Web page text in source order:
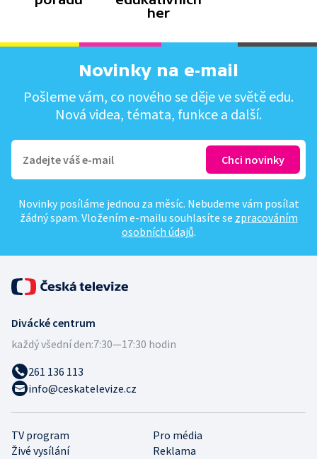
her
Novinky na e-mail
Pošleme vám, co nového se děje ve světě edu.
Nová videa, témata, funkce a další.
Novinky posíláme jednou za měsíc. Nebudeme vám posílat
žádný spam. Vložením e-mailu souhlasíte se zpracováním
osobních údajů.